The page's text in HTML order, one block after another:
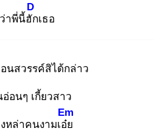
ว่าพี่นี้ฮัก
D
เธอ
นสวรรค์สิได้กล่าว
อนๆ เกี้ยวสาว
หล่าคนงามเอ๋ย
Em